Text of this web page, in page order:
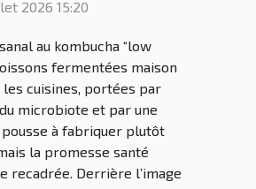
2026 15:20
au kombucha “low
fermentées maison
les cuisines, portées par
microbiote et par une
à fabriquer plutôt
la promesse santé
recadrée. Derrière l’image